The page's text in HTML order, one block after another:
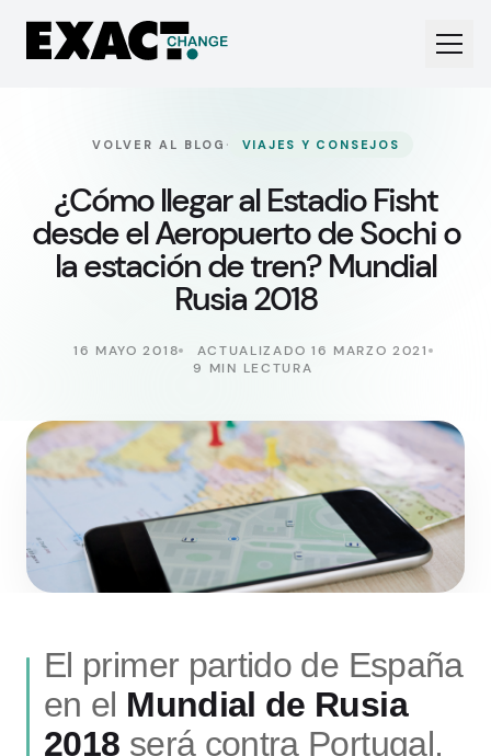
VOLVER AL BLOG · VIAJES Y CONSEJOS
¿Cómo llegar al Estadio Fisht
desde el Aeropuerto de Sochi o
la estación de tren? Mundial
Rusia 2018
16 MAYO 2018
ACTUALIZADO 16 MARZO 2021
9 MIN LECTURA
El primer partido de España
en el Mundial de Rusia
2018 será contra Portugal,